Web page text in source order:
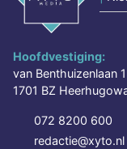
Hoofdvestiging:
van Benthuizenlaan 1
1701 BZ
072 8200 600
redactie@xyto.nl